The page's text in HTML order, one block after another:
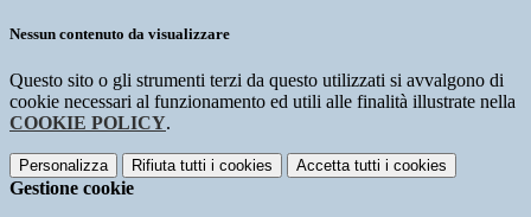
Nessun contenuto da visualizzare
Questo sito o gli strumenti terzi da questo utilizzati si avvalgono di
cookie necessari al funzionamento ed utili alle finalità illustrate nella
COOKIE POLICY.
Personalizza Rifiuta tutti i cookies Accetta tutti i cookies
Gestione cookie